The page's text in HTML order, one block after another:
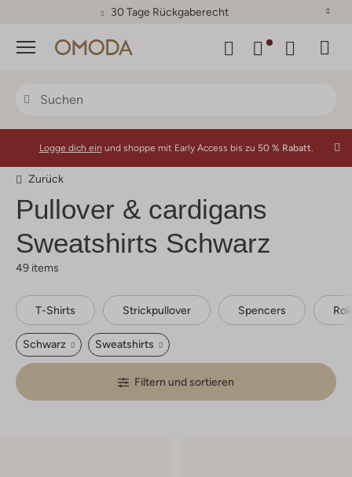
30 Tage Rückgaberecht
Menü
Logge dich ein und shoppe mit Early Access bis zu 50 % Rabatt.
Zurück
Pullover & cardigans
Sweatshirts Schwarz
49 items
T-Shirts Strickpullover Spencers
Schwarz Sweatshirts
Filtern und sortieren